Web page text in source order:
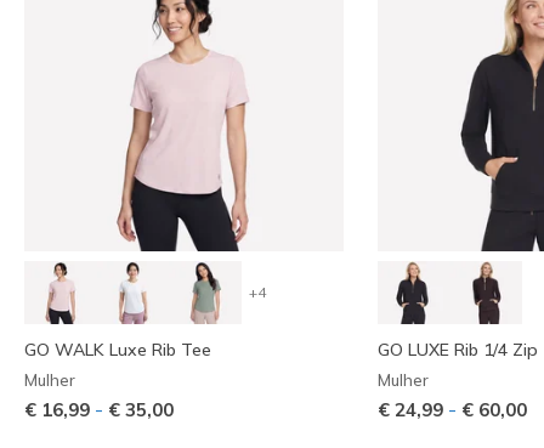
+4
GO WALK Luxe Rib Tee
Mulher
€ 16,99 - € 35,00
GO LUXE Rib 1/4 Zip
Mulher
€ 24,99 - € 60,00